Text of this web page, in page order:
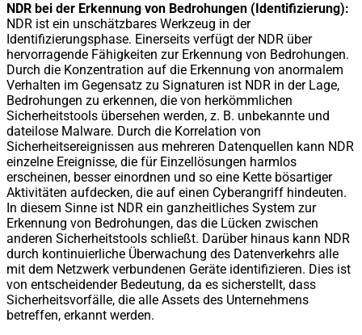
NDR bei der Erkennung von Bedrohungen (Identifizierung):
NDR ist ein unschätzbares Werkzeug in der
Identifizierungsphase. Einerseits verfügt der NDR über
hervorragende Fähigkeiten zur Erkennung von Bedrohungen.
Durch die Konzentration auf die Erkennung von anormalem
Verhalten im Gegensatz zu Signaturen ist NDR in der Lage,
Bedrohungen zu erkennen, die von herkömmlichen
Sicherheitstools übersehen werden, z. B. unbekannte und
dateilose Malware. Durch die Korrelation von
Sicherheitsereignissen aus mehreren Datenquellen kann NDR
einzelne Ereignisse, die für Einzellösungen harmlos
erscheinen, besser einordnen und so eine Kette bösartiger
Aktivitäten aufdecken, die auf einen Cyberangriff hindeuten.
In diesem Sinne ist NDR ein ganzheitliches System zur
Erkennung von Bedrohungen, das die Lücken zwischen
anderen Sicherheitstools schließt. Darüber hinaus kann NDR
durch kontinuierliche Überwachung des Datenverkehrs alle
mit dem Netzwerk verbundenen Geräte identifizieren. Dies ist
von entscheidender Bedeutung, da es sicherstellt, dass
Sicherheitsvorfälle, die alle Assets des Unternehmens
betreffen, erkannt werden.